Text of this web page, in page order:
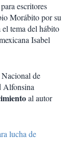
escritores
Morábito por su
el tema del hábito
Isabel
de
Alfonsina
al autor
lucha de